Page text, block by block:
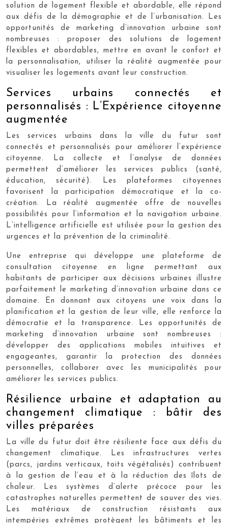
solution de logement flexible et abordable, elle répond
aux défis de la démographie et de l’urbanisation. Les
opportunités de marketing d’innovation urbaine sont
nombreuses : proposer des solutions de logement
flexibles et abordables, mettre en avant le confort et
la personnalisation, utiliser la réalité augmentée pour
visualiser les logements avant leur construction.
Services urbains connectés et
personnalisés : L’Expérience citoyenne
augmentée
Les services urbains dans la ville du futur sont
connectés et personnalisés pour améliorer l’expérience
citoyenne. La collecte et l’analyse de données
permettent d’améliorer les services publics (santé,
éducation, sécurité). Les plateformes citoyennes
favorisent la participation démocratique et la co-
création. La réalité augmentée offre de nouvelles
possibilités pour l’information et la navigation urbaine.
L’intelligence artificielle est utilisée pour la gestion des
urgences et la prévention de la criminalité.
Une entreprise qui développe une plateforme de
consultation citoyenne en ligne permettant aux
habitants de participer aux décisions urbaines illustre
parfaitement le marketing d’innovation urbaine dans ce
domaine. En donnant aux citoyens une voix dans la
planification et la gestion de leur ville, elle renforce la
démocratie et la transparence. Les opportunités de
marketing d’innovation urbaine sont nombreuses :
développer des applications mobiles intuitives et
engageantes, garantir la protection des données
personnelles, collaborer avec les municipalités pour
améliorer les services publics.
Résilience urbaine et adaptation au
changement climatique : bâtir des
villes préparées
La ville du futur doit être résiliente face aux défis du
changement climatique. Les infrastructures vertes
(parcs, jardins verticaux, toits végétalisés) contribuent
à la gestion de l’eau et à la réduction des îlots de
chaleur. Les systèmes d’alerte précoce pour les
catastrophes naturelles permettent de sauver des vies.
Les matériaux de construction résistants aux
intempéries extrêmes protègent les bâtiments et les